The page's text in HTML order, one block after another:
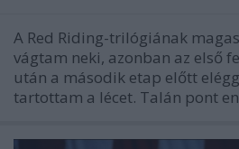
A Red Riding-trilógiának
vágtam neki, azonban az első
után a második etap előtt
tartottam a lécet. Talán pont